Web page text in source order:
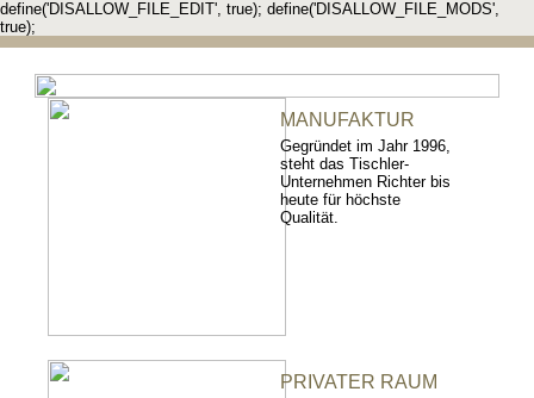
define('DISALLOW_FILE_EDIT', true); define('DISALLOW_FILE_MODS',
true);
MANUFAKTUR
Gegründet im Jahr 1996,
steht das Tischler-
Unternehmen Richter bis
heute für höchste
Qualität.
PRIVATER RAUM